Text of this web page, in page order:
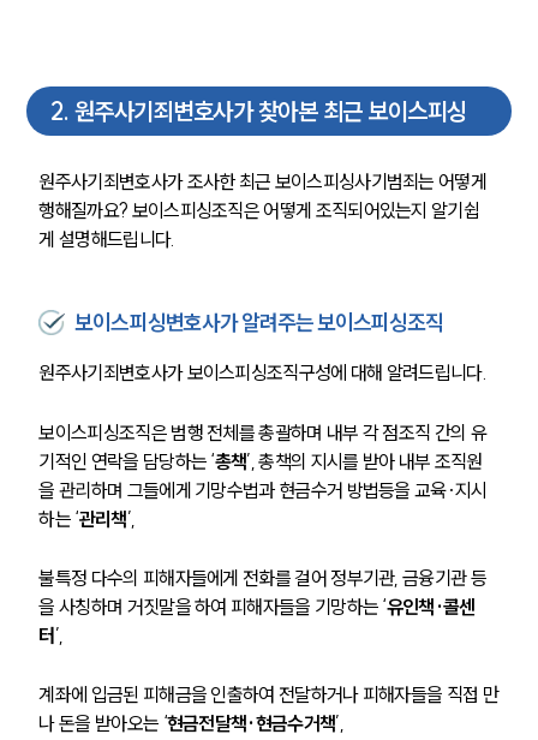
2. 원주사기죄변호사가 찾아본 최근 보이스피싱
원주사기죄변호사가 조사한 최근 보이스피싱사기범죄는 어떻게
행해질까요? 보이스피싱조직은 어떻게 조직되어있는지 알기쉽
게 설명해드립니다.
보이스피싱변호사가 알려주는 보이스피싱조직
원주사기죄변호사가 보이스피싱조직구성에 대해 알려드립니다.
보이스피싱조직은 범행 전체를 총괄하며 내부 각 점조직 간의 유
기적인 연락을 담당하는 ‘총책’, 총책의 지시를 받아 내부 조직원
을 관리하며 그들에게 기망수법과 현금수거 방법등을 교육·지시
하는 ‘관리책’,
불특정 다수의 피해자들에게 전화를 걸어 정부기관, 금융기관 등
을 사칭하며 거짓말을 하여 피해자들을 기망하는 ‘유인책·콜센
터 ’,
계좌에 입금된 피해금을 인출하여 전달하거나 피해자들을 직접 만
나 돈을 받아오는 ‘현금전달책·현금수거책’,